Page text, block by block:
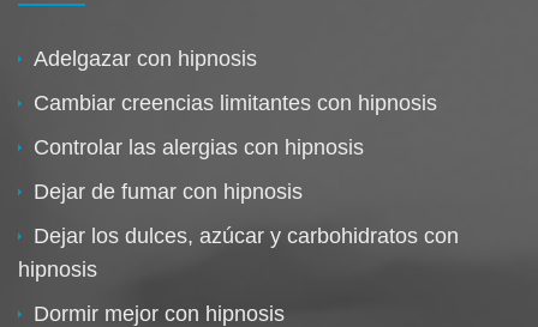
Adelgazar con hipnosis
Cambiar creencias limitantes con hipnosis
Controlar las alergias con hipnosis
Dejar de fumar con hipnosis
Dejar los dulces, azúcar y carbohidratos con
hipnosis
Dormir mejor con hipnosis